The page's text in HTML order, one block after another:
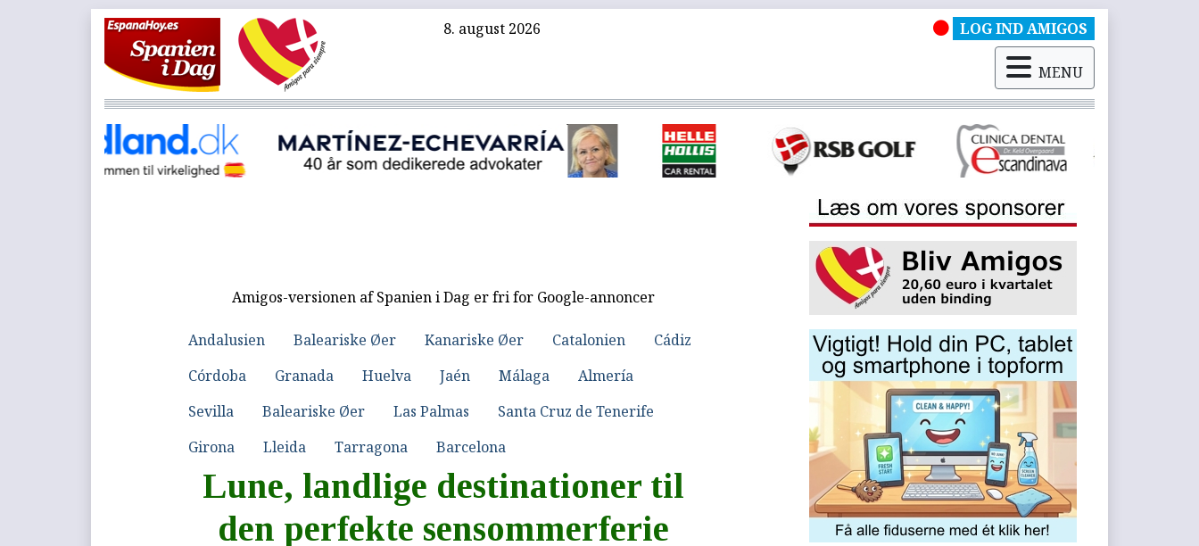
8. august 2026 LOG IND AMIGOS
MENU
Amigos-versionen af Spanien i Dag er fri for Google-annoncer
Andalusien Baleariske Øer Kanariske Øer Catalonien
Cádiz
Córdoba
Granada Huelva Jaén Málaga
Almería
Sevilla
Baleariske Øer Las Palmas
Santa Cruz de Tenerife
Girona
Lleida Tarragona Barcelona
Lune, landlige destinationer til
den perfekte sensommerferie